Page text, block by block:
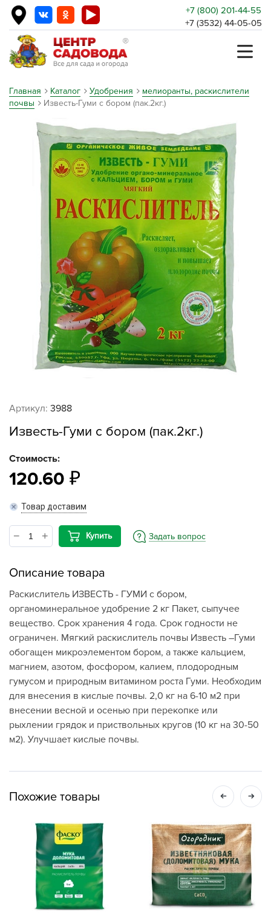
+7 (800) 201-44-55
+7 (3532) 44-05-05
Главная Каталог Удобрения
мелиоранты, раскислители
почвы
Известь-Гуми с бором (пак.2кг.)
Артикул: 3988
Известь-Гуми с бором (пак.2кг.)
Стоимость:
120.60
Товар доставим
Купить Задать вопрос
Описание товара
Раскислитель ИЗВЕСТЬ - ГУМИ с бором,
органоминеральное удобрение 2 кг Пакет, сыпучее
вещество. Срок хранения 4 года. Срок годности не
ограничен. Мягкий раскислитель почвы Известь –Гуми
обогащен микроэлементом бором, а также кальцием,
магнием, азотом, фосфором, калием, плодородным
гумусом и природным витамином роста Гуми. Необходим
для внесения в кислые почвы. 2,0 кг на 6-10 м2 при
внесении весной и осенью при перекопке или
рыхлении грядок и приствольных кругов (10 кг на 30-50
м2). Улучшает кислые почвы.
Похожие товары